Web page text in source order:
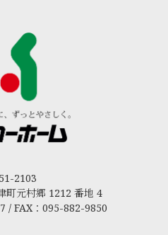
2103
町元村郷 1212 番地 4
/ FAX：095-882-9850